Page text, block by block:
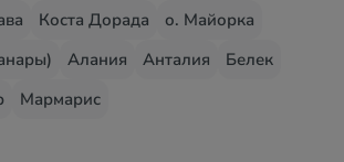
Коста Дорада
о. Майорка
Алания Анталия
Белек
Мармарис